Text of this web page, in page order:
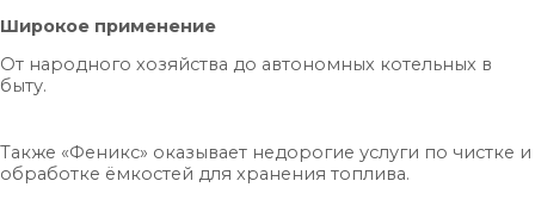
Широкое применение
От народного хозяйства до автономных котельных в
быту.
Также «Феникс» оказывает недорогие услуги по чистке и
обработке ёмкостей для хранения топлива.